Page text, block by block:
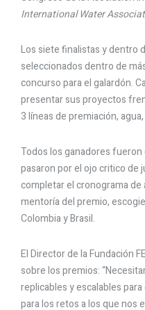
International Water
Los siete finalistas y dentro
seleccionados dentro de
concurso para el galardón.
presentar sus proyectos
3 líneas de premiación,
Todos los ganadores
pasaron por el ojo critico de
completar el cronograma
mentoría del premio,
Colombia y Brasil.
El Director de la Fundación
sobre los premios:
replicables y escalables
para los retos a los que nos